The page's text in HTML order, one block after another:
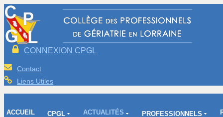
CONNEXION CPGL
Contact
Liens Utiles
ACCUEIL CPGL ACTUALITÉS PROFESSIONNELS